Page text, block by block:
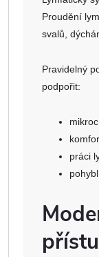
Proudění
svalů,
Pravidelný
podpořit:
práci